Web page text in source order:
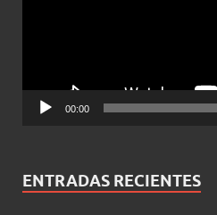
00:00
ENTRADAS RECIENTES